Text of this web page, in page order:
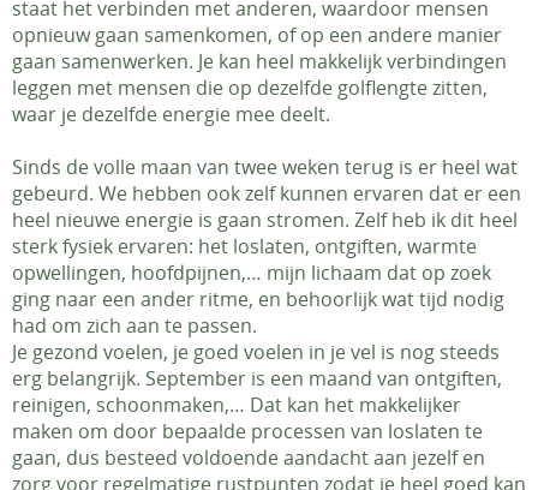
Contact - Afspraken
Gastenboek
staat het verbinden met anderen, waardoor mensen
opnieuw gaan samenkomen, of op een andere manier
gaan samenwerken. Je kan heel makkelijk verbindingen
leggen met mensen die op dezelfde golflengte zitten,
waar je dezelfde energie mee deelt.
Sinds de volle maan van twee weken terug is er heel wat
gebeurd. We hebben ook zelf kunnen ervaren dat er een
heel nieuwe energie is gaan stromen. Zelf heb ik dit heel
sterk fysiek ervaren: het loslaten, ontgiften, warmte
opwellingen, hoofdpijnen,… mijn lichaam dat op zoek
ging naar een ander ritme, en behoorlijk wat tijd nodig
had om zich aan te passen.
Je gezond voelen, je goed voelen in je vel is nog steeds
erg belangrijk. September is een maand van ontgiften,
reinigen, schoonmaken,… Dat kan het makkelijker
maken om door bepaalde processen van loslaten te
gaan, dus besteed voldoende aandacht aan jezelf en
zorg voor regelmatige rustpunten zodat je heel goed kan